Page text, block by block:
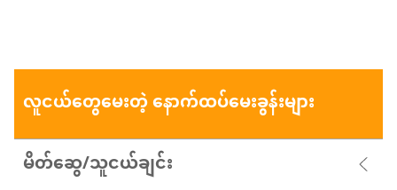
လူငယ်တွေမေးတဲ့ နောက်ထပ်မေးခွန်းများ
မိတ်ဆွေ/သူငယ်ချင်း